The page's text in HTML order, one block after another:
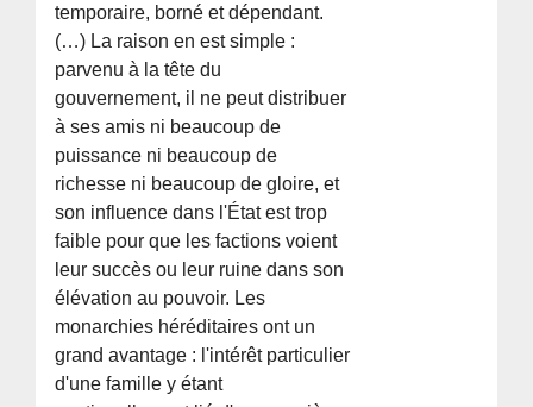
temporaire, borné et dépendant.
(…) La raison en est simple :
parvenu à la tête du
gouvernement, il ne peut distribuer
à ses amis ni beaucoup de
puissance ni beaucoup de
richesse ni beaucoup de gloire, et
son influence dans l'État est trop
faible pour que les factions voient
leur succès ou leur ruine dans son
élévation au pouvoir. Les
monarchies héréditaires ont un
grand avantage : l'intérêt particulier
d'une famille y étant